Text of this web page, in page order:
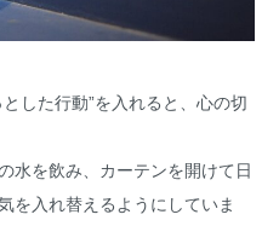
した行動”を入れると、心の切
水を飲み、カーテンを開けて日
を入れ替えるようにしていま